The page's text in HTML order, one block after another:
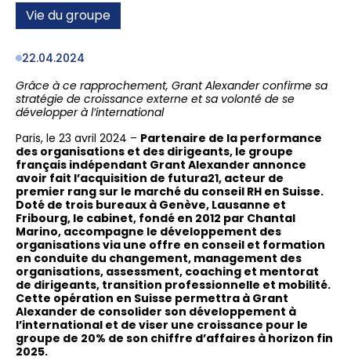
Vie du groupe
22.04.2024
Grâce à ce rapprochement, Grant Alexander confirme sa
stratégie de croissance externe et sa volonté de se
développer à l’international
Paris, le 23 avril 2024 – Partenaire de la performance
des organisations et des dirigeants, le groupe
français indépendant Grant Alexander annonce
avoir fait l’acquisition de futura21, acteur de
premier rang sur le marché du conseil RH en Suisse.
Doté de trois bureaux à Genève, Lausanne et
Fribourg, le cabinet, fondé en 2012 par Chantal
Marino, accompagne le développement des
organisations via une offre en conseil et formation
en conduite du changement, management des
organisations, assessment, coaching et mentorat
de dirigeants, transition professionnelle et mobilité.
Cette opération en Suisse permettra à Grant
Alexander de consolider son développement à
l’international et de viser une croissance pour le
groupe de 20% de son chiffre d’affaires à horizon fin
2025.